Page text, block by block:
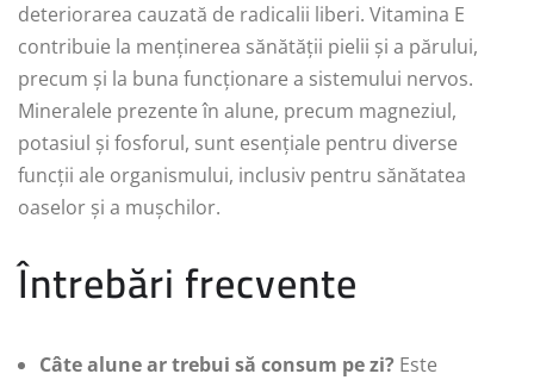
deteriorarea cauzată de radicalii liberi. Vitamina E
contribuie la menținerea sănătății pielii și a părului,
precum și la buna funcționare a sistemului nervos.
Mineralele prezente în alune, precum magneziul,
potasiul și fosforul, sunt esențiale pentru diverse
funcții ale organismului, inclusiv pentru sănătatea
oaselor și a mușchilor.
Întrebări frecvente
Câte alune ar trebui să consum pe zi? Este